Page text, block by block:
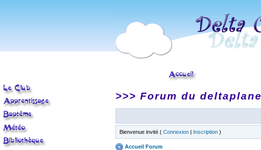
>>> Forum du deltaplane
Bienvenue invité ( Connexion | Inscription )
Accueil Forum